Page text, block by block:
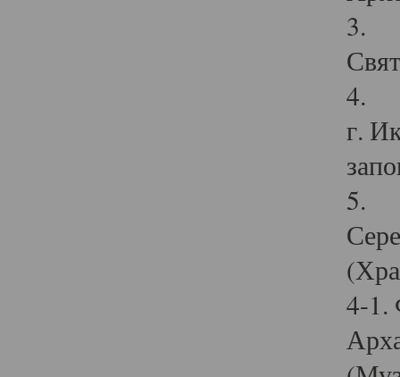
3.
4.
г.
5.
4-1.